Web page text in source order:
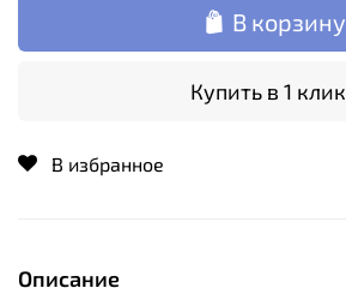
В корзину
Купить в 1 клик
В избранное
Описание